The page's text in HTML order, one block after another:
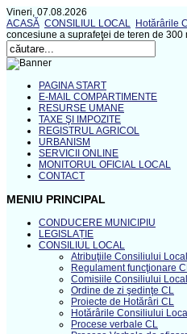
Vineri, 07.08.2026
ACASĂ CONSILIUL LOCAL Hotărârile
concesiune a suprafeţei de teren de
PAGINA START
E-MAIL COMPARTIMENTE
RESURSE UMANE
TAXE ŞI IMPOZITE
REGISTRUL AGRICOL
URBANISM
SERVICII ONLINE
MONITORUL OFICIAL LOCAL
CONTACT
MENIU PRINCIPAL
CONDUCERE MUNICIPIU
LEGISLAȚIE
CONSILIUL LOCAL
Atribuţiile Consiliului Local
Regulament funcţionare
Comisiile Consiliului Local
Ordine de zi şedinţe CL
Proiecte de Hotărâri CL
Hotărârile Consiliului Local
Procese verbale CL